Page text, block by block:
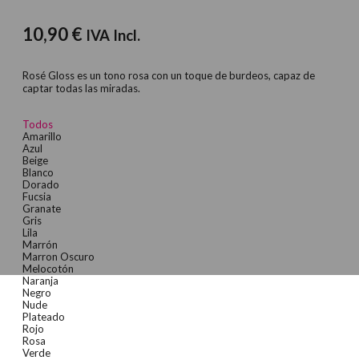
10,90€ IVA Incl.
Rosé Gloss es un tono rosa con un toque de burdeos, capaz de
captar todas las miradas.
Todos
Amarillo
Azul
Beige
Blanco
Dorado
Fucsia
Granate
Gris
Lila
Marrón
Marron Oscuro
Melocotón
Naranja
Negro
Nude
Plateado
Rojo
Rosa
Verde